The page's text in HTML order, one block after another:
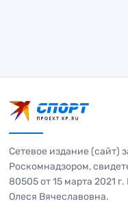
Сетевое издание (сайт)
Роскомнадзором,
80505 от 15 марта 2021
Олеся Вячеславовна.